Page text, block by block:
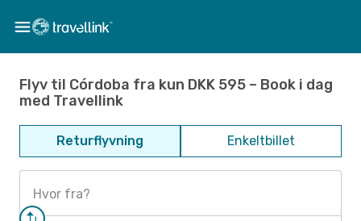
Flyv til Córdoba fra kun DKK 595 – Book i dag
med Travellink
Returflyvning Enkeltbillet
Hvor fra?